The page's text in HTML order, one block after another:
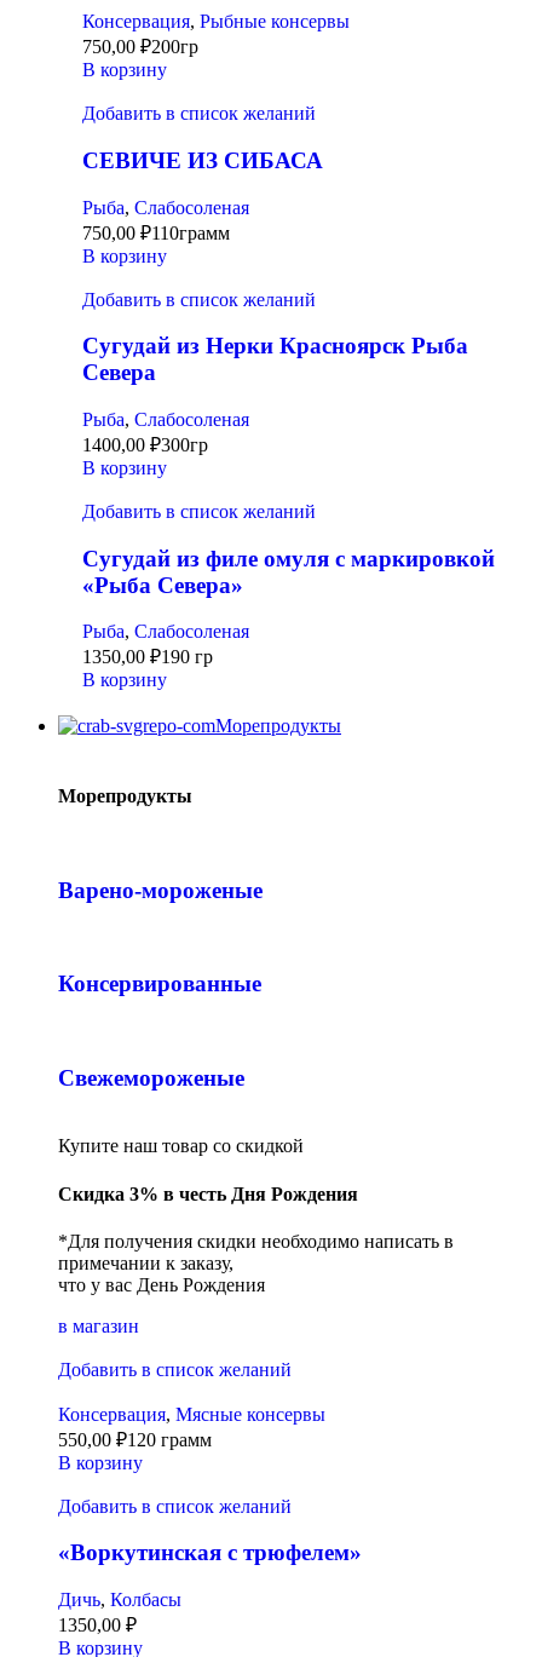
Консервация, Рыбные консервы
750,00 ₽200гр
В корзину
Добавить в список желаний
СЕВИЧЕ ИЗ СИБАСА
Рыба, Слабосоленая
750,00 ₽110грамм
В корзину
Добавить в список желаний
Сугудай из Нерки Красноярск Рыба
Севера
Рыба, Слабосоленая
1400,00 ₽300гр
В корзину
Добавить в список желаний
Сугудай из филе омуля с маркировкой
«Рыба Севера»
Рыба, Слабосоленая
1350,00 ₽190 гр
В корзину
Морепродукты
Морепродукты
Варено-мороженые
Консервированные
Свежемороженые
Купите наш товар со скидкой
Скидка 3% в честь Дня Рождения
*Для получения скидки необходимо написать в
примечании к заказу,
что у вас День Рождения
в магазин
Добавить в список желаний
Консервация, Мясные консервы
550,00 ₽120 грамм
В корзину
Добавить в список желаний
«Воркутинская с трюфелем»
Дичь, Колбасы
1350,00 ₽
В корзину